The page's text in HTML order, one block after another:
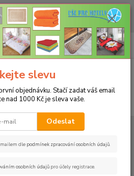
NAŠICH PRODUKTŮ ZA LEPŠÍ
Klikněte ZDE
CZK 0ks
za0 Kč
prostěradla JERSEY s gumou - 45 barev
JERSEY
slevu
objednávku. Stačí zadat váš email
nad 1000 Kč je sleva vaše.
Odeslat
dle podmínek zpracování osobních údajů.
osobních údajů pro účely registrace.